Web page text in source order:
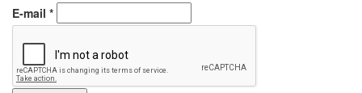
E-mail *